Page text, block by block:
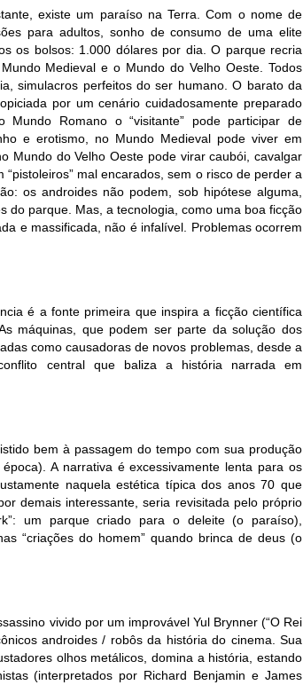
existe um paraíso na Terra. Com o nome de
para adultos, sonho de consumo de uma elite
os bolsos: 1.000 dólares por dia. O parque recria
Medieval e o Mundo do Velho Oeste. Todos
simulacros perfeitos do ser humano. O barato da
por um cenário cuidadosamente preparado
Romano o “visitante” pode participar de
e erotismo, no Mundo Medieval pode viver em
Mundo do Velho Oeste pode virar caubói, cavalgar
mal encarados, sem o risco de perder a
os androides não podem, sob hipótese alguma,
do parque. Mas, a tecnologia, como uma boa ficção
e massificada, não é infalível. Problemas ocorrem
é a fonte primeira que inspira a ficção científica
máquinas, que podem ser parte da solução dos
como causadoras de novos problemas, desde a
central que baliza a história narrada em
bem à passagem do tempo com sua produção
A narrativa é excessivamente lenta para os
naquela estética típica dos anos 70 que
demais interessante, seria revisitada pelo próprio
um parque criado para o deleite (o paraíso),
“criações do homem” quando brinca de deus (o
vivido por um improvável Yul Brynner (“O Rei
androides / robôs da história do cinema. Sua
olhos metálicos, domina a história, estando
(interpretados por Richard Benjamin e James